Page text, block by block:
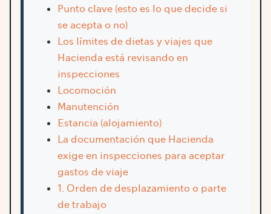
Punto clave (esto es lo que decide si
se acepta o no)
Los límites de dietas y viajes que
Hacienda está revisando en
inspecciones
Locomoción
Manutención
Estancia (alojamiento)
La documentación que Hacienda
exige en inspecciones para aceptar
gastos de viaje
1. Orden de desplazamiento o parte
de trabajo